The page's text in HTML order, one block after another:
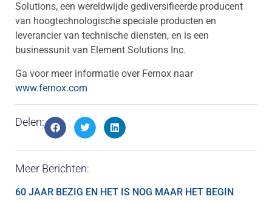
Solutions, een wereldwijde gediversifieerde producent
van hoogtechnologische speciale producten en
leverancier van technische diensten, en is een
businessunit van Element Solutions Inc.
Ga voor meer informatie over Fernox naar
www.fernox.com
Delen:
Meer Berichten:
60 JAAR BEZIG EN HET IS NOG MAAR HET BEGIN